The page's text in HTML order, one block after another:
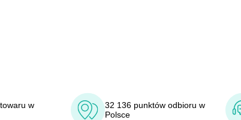
w
32 136 punktów odbioru w
Polsce